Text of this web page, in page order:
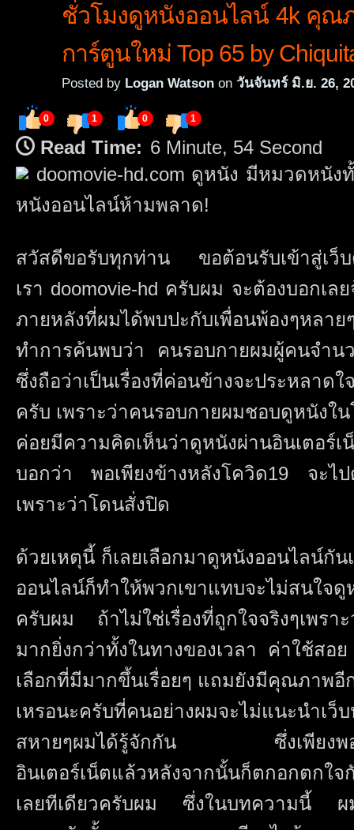
ดู
เว็บไซต์
หนัง
ดู
หนัง
ออนไลน์
เว็บ
หนัง
ฟรี
14
by
ชั่วโมงดูหนังออนไลน์ 4k คุณ
การ์ตูนใหม่ Top 65 by
Posted by Logan Watson on วันจันทร์ มิ.ย. 26,
0 1 0 1
Read Time: 6 Minute, 54 Second
doomovie-hd.com ดูหนัง มีหมวดหนั
หนังออนไลน์ห้ามพลาด!
สวัสดีขอรับทุกท่าน ขอต้อนรับเข้าสู่เว็บ
เรา doomovie-hd ครับผม จะต้องบอกเ
ภายหลังที่ผมได้พบปะกับเพื่อนพ้องๆห
ทำการค้นพบว่า คนรอบกายผมผู้คนจำน
ซึ่งถือว่าเป็นเรื่องที่ค่อนข้างจะประหลาด
ครับ เพราะว่าคนรอบกายผมชอบดูหนังใ
ค่อยมีความคิดเห็นว่าดูหนังผ่านอินเตอ
บอกว่า พอเพียงข้างหลังโควิด19 จะไป
เพราะว่าโดนสั่งปิด
ด้วยเหตุนี้ ก็เลยเลือกมาดูหนังออนไลน์กั
ออนไลน์ก็ทำให้พวกเขาแทบจะไม่สนใจดู
ครับผม ถ้าไม่ใช่เรื่องที่ถูกใจจริงๆเพร
มากยิ่งกว่าทั้งในทางของเวลา ค่าใช้ส
เลือกที่มีมากขึ้นเรื่อยๆ แถมยังมีคุณภาพ
เหรอนะครับที่คนอย่างผมจะไม่แนะนำเว็
สหายๆผมได้รู้จักกัน ซึ่งเพียงพอเ
อินเตอร์เน็ตแล้วหลังจากนั้นก็ตกอกตกใ
เลยทีเดียวครับผม ซึ่งในบทความนี้ ผ